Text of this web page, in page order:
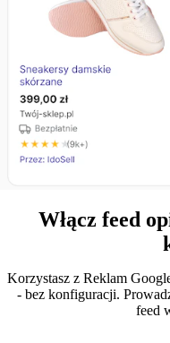
Włącz feed
Korzystasz z Reklam
- bez konfiguracji.
feed